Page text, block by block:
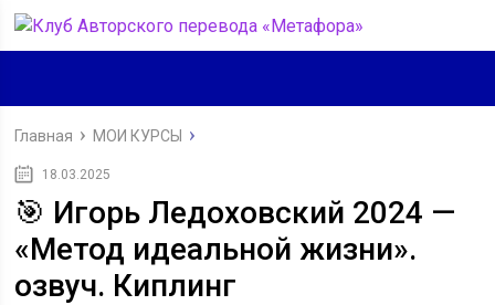
Главная МОИ КУРСЫ
18.03.2025
🎯 Игорь Ледоховский 2024 —
«Метод идеальной жизни».
озвуч. Киплинг